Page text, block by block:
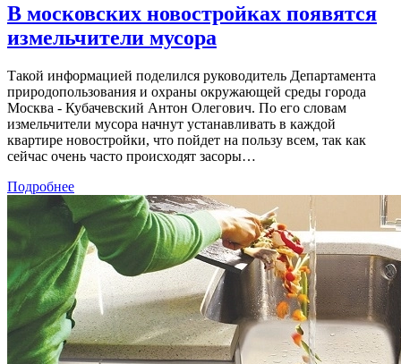
В московских новостройках появятся
измельчители мусора
Такой информацией поделился руководитель Департамента
природопользования и охраны окружающей среды города
Москва - Кубачевский Антон Олегович. По его словам
измельчители мусора начнут устанавливать в каждой
квартире новостройки, что пойдет на пользу всем, так как
сейчас очень часто происходят засоры…
Подробнее